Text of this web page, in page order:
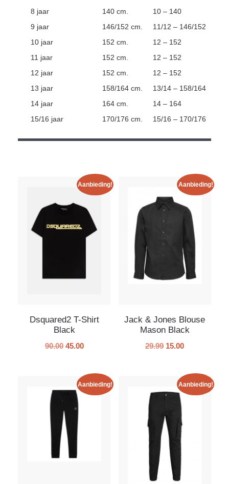
8 jaar 140 cm.
10 – 140
9 jaar
146/152 cm.
11/12 – 146/152
10 jaar
152 cm.
12 – 152
11 jaar
152 cm.
12 – 152
12 jaar
152 cm.
12 – 152
13 jaar
158/164 cm.
13/14 – 158/164
14 jaar
164 cm.
14 – 164
15/16 jaar
170/176 cm. 15/16 – 170/176
Aanbieding!
Dsquared2 T-Shirt
Black
90.00 45.00
Aanbieding!
Jack & Jones Blouse
Mason Black
29.99 15.00
Aanbieding! Aanbieding!